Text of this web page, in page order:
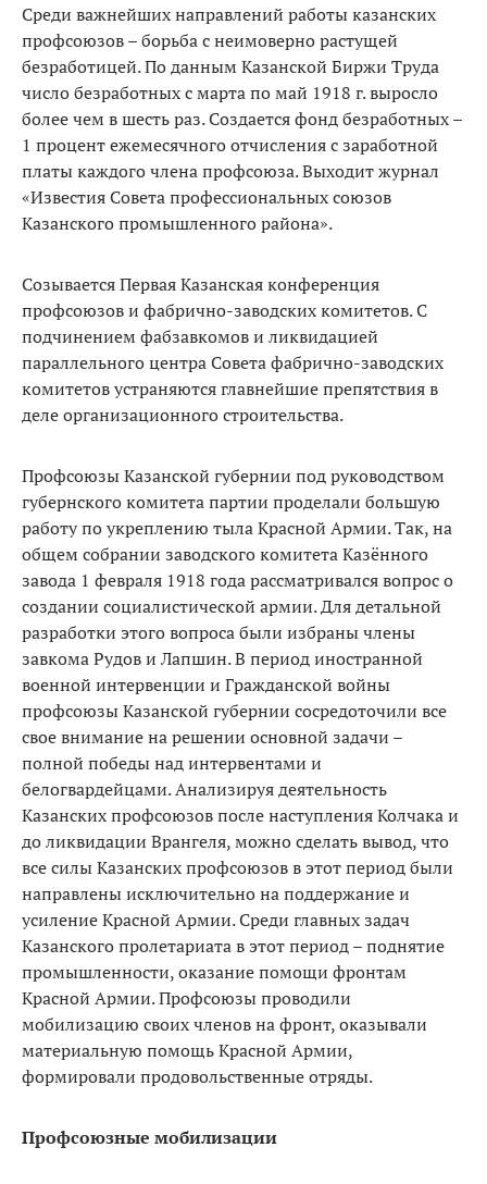
Среди важнейших направлений работы казанских
профсоюзов – борьба с неимоверно растущей
безработицей. По данным Казанской Биржи Труда
число безработных с марта по май 1918 г. выросло
более чем в шесть раз. Создается фонд безработных –
1 процент ежемесячного отчисления с заработной
платы каждого члена профсоюза. Выходит журнал
«Известия Совета профессиональных союзов
Казанского промышленного района».
Созывается Первая Казанская конференция
профсоюзов и фабрично-заводских комитетов. С
подчинением фабзавкомов и ликвидацией
параллельного центра Совета фабрично-заводских
комитетов устраняются главнейшие препятствия в
деле организационного строительства.
Профсоюзы Казанской губернии под руководством
губернского комитета партии проделали большую
работу по укреплению тыла Красной Армии. Так, на
общем собрании заводского комитета Казённого
завода 1 февраля 1918 года рассматривался вопрос о
создании социалистической армии. Для детальной
разработки этого вопроса были избраны члены
завкома Рудов и Лапшин. В период иностранной
военной интервенции и Гражданской войны
профсоюзы Казанской губернии сосредоточили все
свое внимание на решении основной задачи –
полной победы над интервентами и
белогвардейцами. Анализируя деятельность
Казанских профсоюзов после наступления Колчака и
до ликвидации Врангеля, можно сделать вывод, что
все силы Казанских профсоюзов в этот период были
направлены исключительно на поддержание и
усиление Красной Армии. Среди главных задач
Казанского пролетариата в этот период – поднятие
промышленности, оказание помощи фронтам
Красной Армии. Профсоюзы проводили
мобилизацию своих членов на фронт, оказывали
материальную помощь Красной Армии,
формировали продовольственные отряды.
Профсоюзные мобилизации